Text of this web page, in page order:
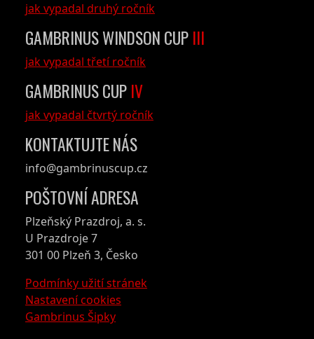
jak vypadal druhý ročník
GAMBRINUS WINDSON CUP III
jak vypadal třetí ročník
GAMBRINUS CUP IV
jak vypadal čtvrtý ročník
KONTAKTUJTE NÁS
info@gambrinuscup.cz
POŠTOVNÍ ADRESA
Plzeňský Prazdroj, a. s.
U Prazdroje 7
301 00 Plzeň 3, Česko
Podmínky užití stránek
Nastavení cookies
Gambrinus Šipky